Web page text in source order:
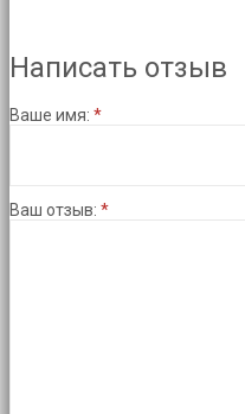
Написать отзыв
Ваше имя:
Ваш отзыв: